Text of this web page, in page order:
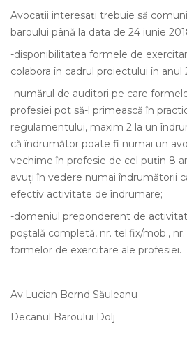
Avocaţii interesaţi trebuie să
baroului până la data de 24 iunie
-disponibilitatea formele de
colabora în cadrul proiectului în anul
-numărul de auditori pe care
profesiei pot să-l primească în
regulamentului, maxim 2 la un
că îndrumător poate fi numai un
vechime în profesie de cel puţin 8
avuţi în vedere numai îndrumătorii
efectiv activitate de îndrumare;
-domeniul preponderent de
poştală completă, nr. tel.fix/mob.,
formelor de exercitare ale profesiei.
Av.Lucian Bernd Săuleanu
Decanul Baroului Dolj